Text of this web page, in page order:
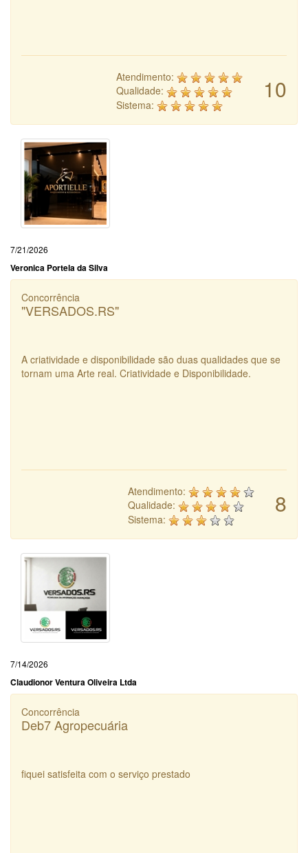
10
Atendimento:
Qualidade:
Sistema:
7/21/2026
Veronica Portela da Silva
Concorrência
"VERSADOS.RS"
A criatividade e disponibilidade são duas qualidades que se
tornam uma Arte real. Criatividade e Disponibilidade.
8
Atendimento:
Qualidade:
Sistema:
7/14/2026
Claudionor Ventura Oliveira Ltda
Concorrência
Deb7 Agropecuária
fiquei satisfeita com o serviço prestado